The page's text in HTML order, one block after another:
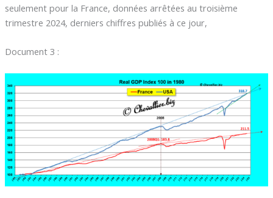
seulement pour la France, données arrêtées au troisième
trimestre 2024, derniers chiffres publiés à ce jour,
Document 3 :